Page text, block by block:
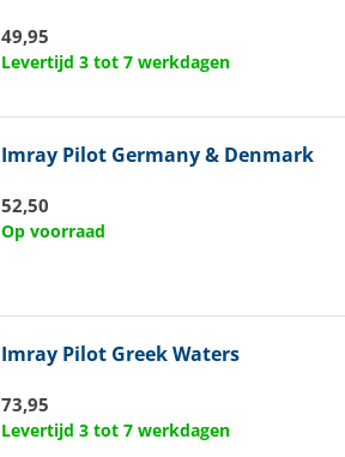
49,95
Levertijd 3 tot 7 werkdagen
Imray Pilot Germany & Denmark
52,50
Op voorraad
Imray Pilot Greek Waters
73,95
Levertijd 3 tot 7 werkdagen